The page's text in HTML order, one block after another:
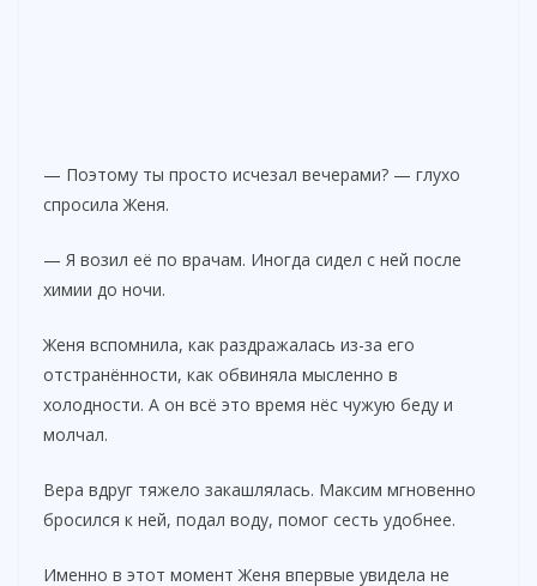
— Поэтому ты просто исчезал вечерами? — глухо
спросила Женя.
— Я возил её по врачам. Иногда сидел с ней после
химии до ночи.
Женя вспомнила, как раздражалась из-за его
отстранённости, как обвиняла мысленно в
холодности. А он всё это время нёс чужую беду и
молчал.
Вера вдруг тяжело закашлялась. Максим мгновенно
бросился к ней, подал воду, помог сесть удобнее.
Именно в этот момент Женя впервые увидела не